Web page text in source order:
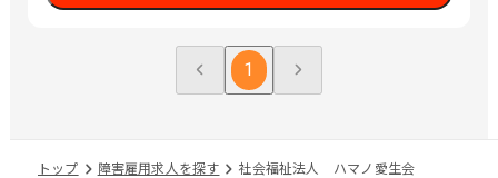
1
トップ 障害雇用求人を探す 社会福祉法人 ハマノ愛生会